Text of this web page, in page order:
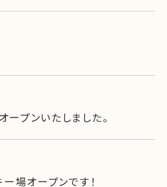
ープンいたしました。
場オープンです！